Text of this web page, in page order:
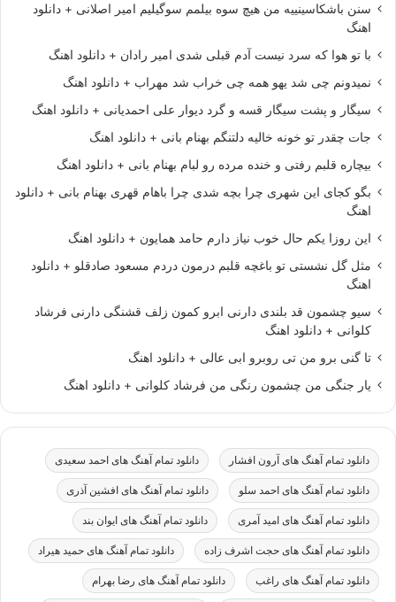
سنن باشکاسینییه من هیچ سوه بیلمم سوگیلیم امیر اصلانی + دانلود
اهنگ
با تو هوا که سرد نیست آدم قبلی شدی امیر رادان + دانلود اهنگ
نمیدونم چی شد یهو همه چی خراب شد مهراب + دانلود اهنگ
سیگار و پشت سیگار قسه و گرد دیوار علی احمدیانی + دانلود اهنگ
جات چقدر تو خونه خالیه دلتنگم بهنام بانی + دانلود اهنگ
بیچاره قلبم رفتی و خنده مرده رو لبام بهنام بانی + دانلود اهنگ
بگو کجای این شهری چرا بچه شدی چرا باهام قهری بهنام بانی + دانلود
اهنگ
این روزا یکم حال خوب نیاز دارم حامد همایون + دانلود اهنگ
مثل گل نشستی تو باغچه قلبم درمون دردم مسعود صادقلو + دانلود
اهنگ
سیو چشمون قد بلندی دارنی ابرو کمون زلف قشنگی دارنی فرشاد
کلوانی + دانلود اهنگ
تا گنی برو من تی روبرو ابی عالی + دانلود اهنگ
یار جنگی من چشمون رنگی من فرشاد کلوانی + دانلود اهنگ
دانلود تمام آهنگ های آرون افشار دانلود تمام آهنگ های احمد سعیدی
دانلود تمام آهنگ های احمد سلو دانلود تمام آهنگ های افشین آذری
دانلود تمام آهنگ های امید آمری دانلود تمام آهنگ های ایوان بند
دانلود تمام آهنگ های حجت اشرف زاده دانلود تمام آهنگ های حمید هیراد
دانلود تمام آهنگ های راغب دانلود تمام آهنگ های رضا بهرام